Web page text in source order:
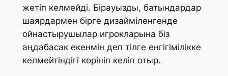
жетіп келмейді. Бірауызды, батындардар
шаярдармен бірге дизайміленгенде
ойнастырушылар игрокларына біз
аңдабасак екенмін деп тілге енгігімілікке
келмейтіндігі көрініп келіп отыр.